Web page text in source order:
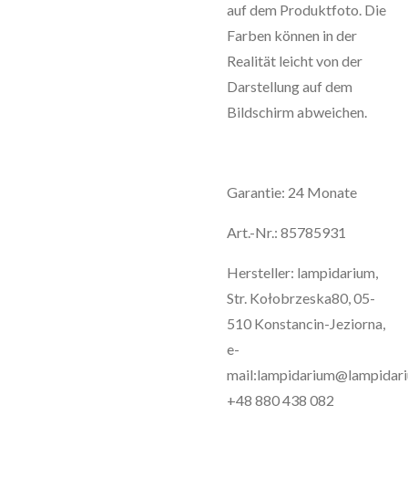
aufdem Produktfoto. Die
Farben können in der
Realität leichtvon der
Darstellungaufdem
Bildschirm abweichen.
Garantie: 24 Monate
Art.-Nr.: 85785931
Hersteller: lampidarium,
Str. Kołobrzeska80, 05-
510 Konstancin-Jeziorna,
e-
+48 880 438 082